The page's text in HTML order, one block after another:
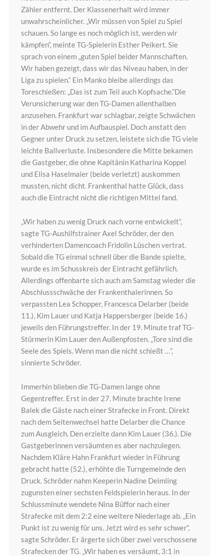
Zähler entfernt. Der Klassenerhalt wird immer
unwahrscheinlicher. „Wir müssen von Spiel zu Spiel
schauen. So lange es noch möglich ist, werden wir
kämpfen“, meinte TG-Spielerin Esther Peikert. Sie
sprach von einem „guten Spiel beider Mannschaften.
Wir haben gezeigt, dass wir das Niveau haben, in der
Liga zu spielen.“ Ein Manko bleibe allerdings das
Toreschießen: „Das ist zum Teil auch Kopfsache.“Die
Verunsicherung war den TG-Damen allenthalben
anzusehen. Frankfurt war schlagbar, zeigte Schwächen
in der Abwehr und im Aufbauspiel. Doch anstatt den
Gegner unter Druck zu setzen, leistete sich die TG viele
leichte Ballverluste. Insbesondere die Mitte bekamen
die Gastgeber, die ohne Kapitänin Katharina Koppel
und Elisa Haselmaier (beide verletzt) auskommen
mussten, nicht dicht. Frankenthal hatte Glück, dass
auch die Eintracht nicht die richtigen Mittel fand.
„Wir haben zu wenig Druck nach vorne entwickelt“,
sagte TG-Aushilfstrainer Axel Schröder, der den
verhinderten Damencoach Fridolin Lüschen vertrat.
Sobald die TG einmal schnell über die Bande spielte,
wurde es im Schusskreis der Eintracht gefährlich.
Allerdings offenbarte sich auch am Samstag wieder die
Abschlussschwäche der Frankenthalerinnen. So
verpassten Lea Schopper, Francesca Delarber (beide
11.), Kim Lauer und Katja Happersberger (beide 16.)
jeweils den Führungstreffer. In der 19. Minute traf TG-
Stürmerin Kim Lauer den Außenpfosten. „Tore sind die
Seele des Spiels. Wenn man die nicht schießt …“,
sinnierte Schröder.
Immerhin blieben die TG-Damen lange ohne
Gegentreffer. Erst in der 27. Minute brachte Irene
Balek die Gäste nach einer Strafecke in Front. Direkt
nach dem Seitenwechsel hatte Delarber die Chance
zum Ausgleich. Den erzielte dann Kim Lauer (36.). Die
Gastgeberinnen versäumten es aber nachzulegen.
Nachdem Kläre Hahn Frankfurt wieder in Führung
gebracht hatte (52.), erhöhte die Turngemeinde den
Druck. Schröder nahm Keeperin Nadine Deimling
zugunsten einer sechsten Feldspielerin heraus. In der
Schlussminute wendete Nina Büffor nach einer
Strafecke mit dem 2:2 eine weitere Niederlage ab. „Ein
Punkt ist zu wenig für uns. Jetzt wird es sehr schwer“,
sagte Schröder. Er ärgerte sich über zwei verschossene
Strafecken der TG. „Wir haben es versäumt, 3:1 in